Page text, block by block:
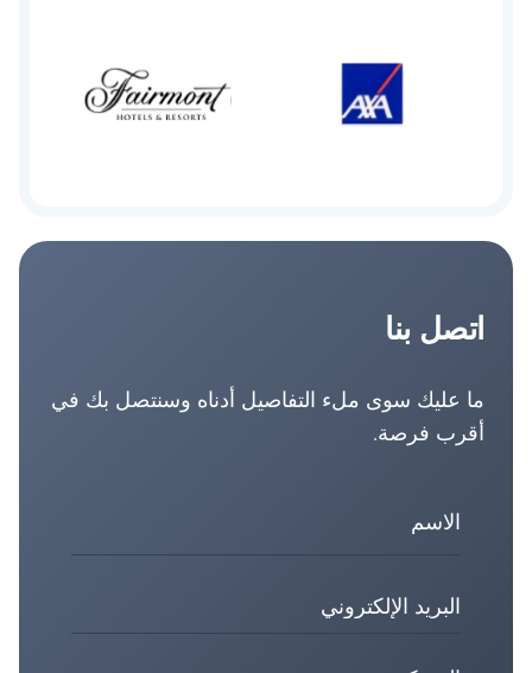
اتصل بنا
ما عليك سوى ملء التفاصيل أدناه وسنتصل بك في
أقرب فرصة.